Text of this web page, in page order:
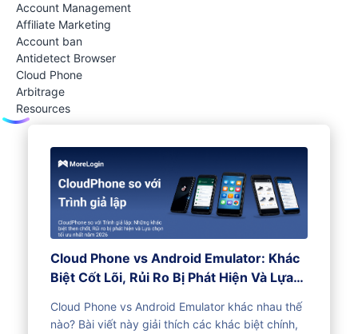
Account Management
Affiliate Marketing
Account ban
Antidetect Browser
Cloud Phone
Arbitrage
Resources
Cloud Phone vs Android Emulator: Khác
Biệt Cốt Lõi, Rủi Ro Bị Phát Hiện Và Lựa
Cloud Phone vs Android Emulator khác nhau thế
nào? Bài viết này giải thích các khác biệt chính,